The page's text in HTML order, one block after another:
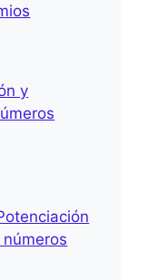
y